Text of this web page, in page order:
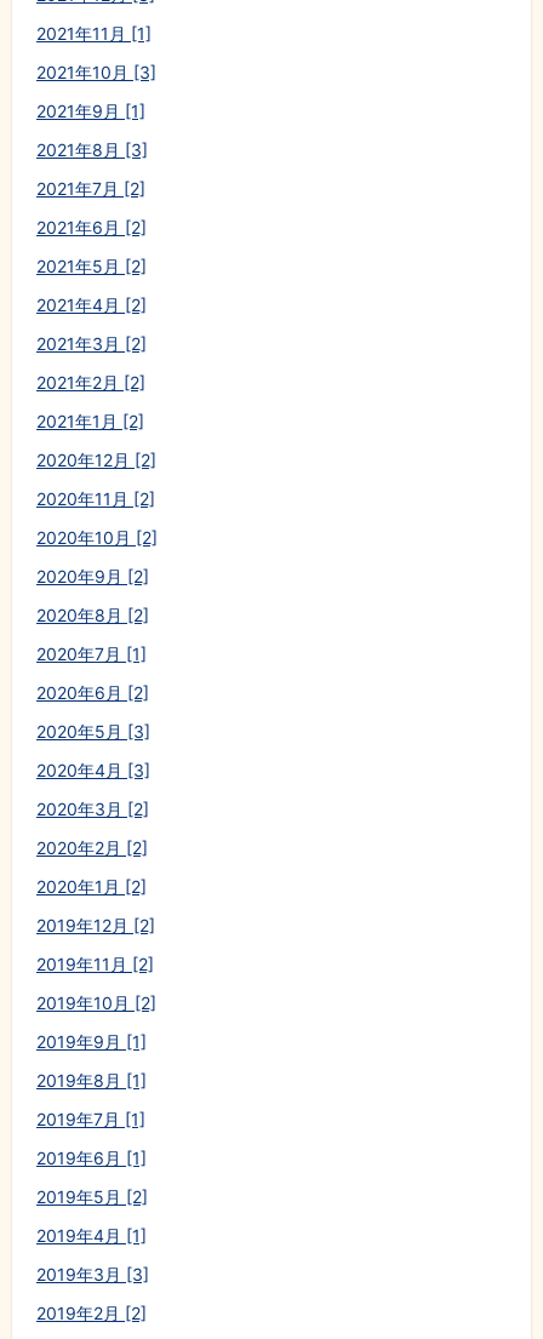
2021年11月 [1]
2021年10月 [3]
2021年9月 [1]
2021年8月 [3]
2021年7月 [2]
2021年6月 [2]
2021年5月 [2]
2021年4月 [2]
2021年3月 [2]
2021年2月 [2]
2021年1月 [2]
2020年12月 [2]
2020年11月 [2]
2020年10月 [2]
2020年9月 [2]
2020年8月 [2]
2020年7月 [1]
2020年6月 [2]
2020年5月 [3]
2020年4月 [3]
2020年3月 [2]
2020年2月 [2]
2020年1月 [2]
2019年12月 [2]
2019年11月 [2]
2019年10月 [2]
2019年9月 [1]
2019年8月 [1]
2019年7月 [1]
2019年6月 [1]
2019年5月 [2]
2019年4月 [1]
2019年3月 [3]
2019年2月 [2]